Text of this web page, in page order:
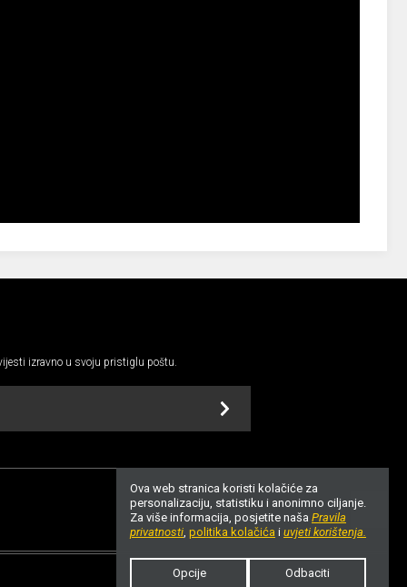
izravno u svoju pristiglu poštu.
Ova web stranica koristi kolačiće za
personalizaciju, statistiku i anonimno ciljanje.
Za više informacija, posjetite naša Pravila
privatnosti, politika kolačića i uvjeti korištenja.
Opcije Odbaciti